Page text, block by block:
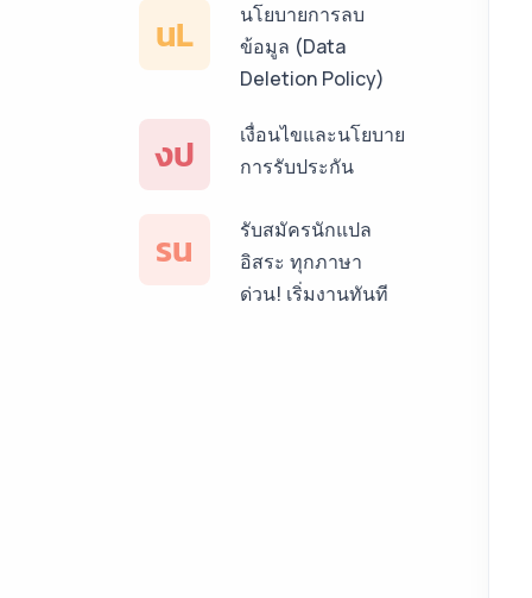
150฿
บริการรับแปลภาษา
ต้น 150฿
ฝรั่งเศส ราคาเริ่มต้น
150฿
นL
นโยบายการลบ
ข้อมูล (Data
Deletion Policy)
งป
เงื่อนไขและนโยบาย
การรับประกัน
รน
รับสมัครนักแปล
อิสระ ทุกภาษา
ด่วน! เริ่มงานทันที